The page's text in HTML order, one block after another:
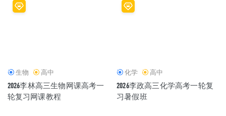
生物 高中
2026李林高三生物网课高考一
轮复习网课教程
化学 高中
2026李政高三化学高考一轮复
习暑假班